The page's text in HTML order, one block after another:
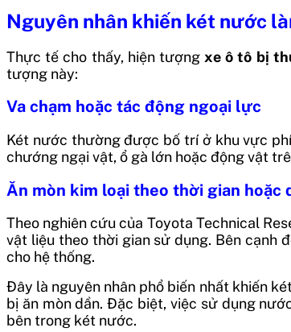
Nguyên nhân khiến két nước
Thực tế cho thấy, hiện tượng xe ô tô bị
tượng này:
Va chạm hoặc tác động ngoại lực
Két nước thường được bố trí ở khu vực
chướng ngại vật, ổ gà lớn hoặc động vật
Ăn mòn kim loại theo thời gian
Theo nghiên cứu của Toyota Technical
vật liệu theo thời gian sử dụng. Bên cạnh
cho hệ thống.
Đây là nguyên nhân phổ biến nhất khiến
bị ăn mòn dần. Đặc biệt, việc sử dụng
bên trong két nước.